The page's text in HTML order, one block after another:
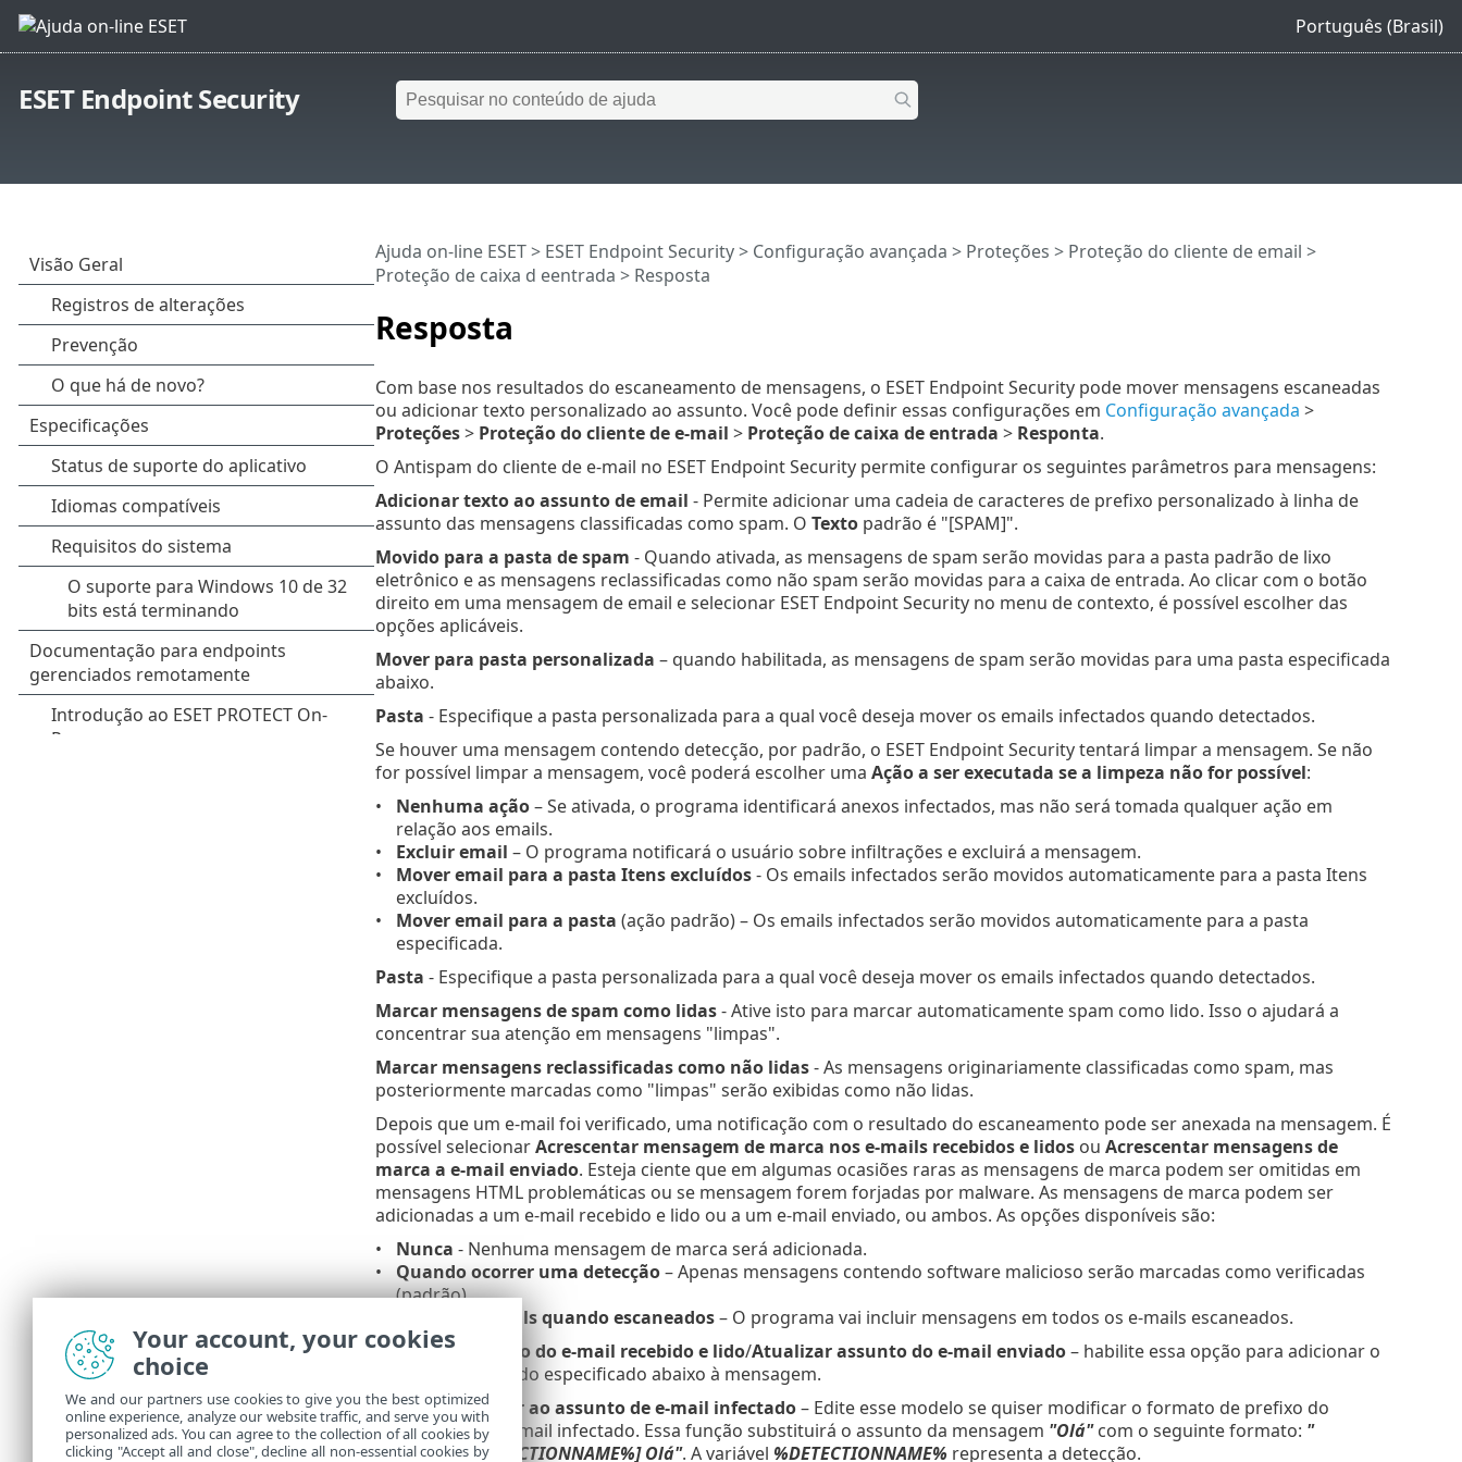
Português (Brasil)
ESET Endpoint Security
Resposta
Ajuda on-line ESET> ESET Endpoint Security> Configuração avançada > Proteções > Proteção do cliente de email >
Proteção de caixa d eentrada > Resposta
Com base nos resultados do escaneamento de mensagens, o ESET Endpoint Security pode mover mensagens escaneadas
ou adicionar texto personalizado ao assunto. Você pode definir essas configurações em Configuração avançada >
Proteções> Proteção do cliente de e-mail > Proteção de caixa de entrada > Responta.
O Antispam do cliente de e-mail no ESET Endpoint Security permite configurar os seguintes parâmetros para mensagens:
Adicionar texto ao assunto de email - Permite adicionar uma cadeia de caracteres de prefixo personalizado à linha de
assunto das mensagens classificadas como spam. O Textopadrão é "[SPAM]".
Movido para a pasta de spam - Quando ativada, as mensagens de spam serão movidas para a pasta padrão de lixo
eletrônico e as mensagens reclassificadas como não spam serão movidas para a caixa de entrada. Ao clicar com o botão
direito em uma mensagem de email e selecionar ESET Endpoint Security no menu de contexto, é possível escolher das
opções aplicáveis.
Mover para pasta personalizada – quando habilitada, as mensagens de spam serão movidas para uma pasta especificada
abaixo.
Pasta - Especifique a pasta personalizada para a qual você deseja mover os emails infectados quando detectados.
Se houver uma mensagem contendo detecção, por padrão, o ESET Endpoint Security tentará limpar a mensagem. Se não
for possível limpar a mensagem, você poderá escolher uma Ação a ser executada se a limpeza não for possível:
Nenhuma ação– Se ativada, o programa identificará anexos infectados, mas não será tomada qualquer ação em
relação aos emails.
Excluir email – O programa notificará o usuário sobre infiltrações e excluirá a mensagem.
Mover email para a pasta Itens excluídos- Os emails infectados serão movidos automaticamente para a pasta Itens
excluídos.
Mover email para a pasta (ação padrão) – Os emails infectados serão movidos automaticamente para a pasta
especificada.
Pasta - Especifique a pasta personalizada para a qual você deseja mover os emails infectados quando detectados.
Marcar mensagens de spam como lidas- Ative isto para marcar automaticamente spam como lido. Isso o ajudará a
concentrar sua atenção em mensagens "limpas".
Marcar mensagens reclassificadas como não lidas- As mensagens originariamente classificadas como spam, mas
posteriormente marcadas como "limpas" serão exibidas como não lidas.
Depois que um e-mail foi verificado, uma notificação com o resultado do escaneamento pode ser anexada na mensagem. É
possível selecionarAcrescentar mensagem de marca nos e-mails recebidos e lidosou Acrescentar mensagens de
marca a e-mail enviado. Esteja ciente que em algumas ocasiões raras as mensagens de marca podem ser omitidas em
mensagens HTML problemáticas ou se mensagem forem forjadas por malware. As mensagens de marca podem ser
adicionadas a um e-mail recebido e lido ou a um e-mail enviado, ou ambos. As opções disponíveis são:
Nunca - Nenhuma mensagem de marca será adicionada.
Quando ocorrer uma detecção– Apenas mensagens contendo software malicioso serão marcadas como verificadas
(padrão).
Todos os e-mails quando escaneados– O programa vai incluir mensagens em todos os e-mails escaneados.
Atualizar assunto do e-mail recebido e lido/Atualizar assunto do e-mail enviado– habilite essa opção para adicionar o
texto personalizado especificado abaixo à mensagem.
Texto a adicionar ao assunto de e-mail infectado– Edite esse modelo se quiser modificar o formato de prefixo do
assunto de um e-mail infectado. Essa função substituirá o assunto da mensagem "Olá"com o seguinte formato: "
[detecção %DETECTIONNAME%] Olá". A variável %DETECTIONNAME% representa a detecção.
Your account, your cookies
choice
We and our partners use cookies to give you the best optimized
online experience, analyze our website traffic, and serve you with
personalized ads. You can agree to the collection of all cookies by
clicking "Accept all and close", decline all non-essential cookies by